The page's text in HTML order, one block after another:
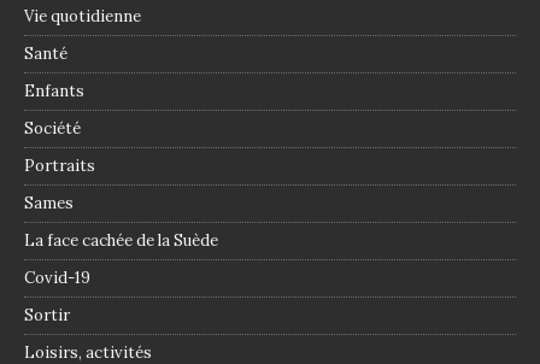
Vie quotidienne
Santé
Enfants
Société
Portraits
Sames
La face cachée de la Suède
Covid-19
Sortir
Loisirs, activités